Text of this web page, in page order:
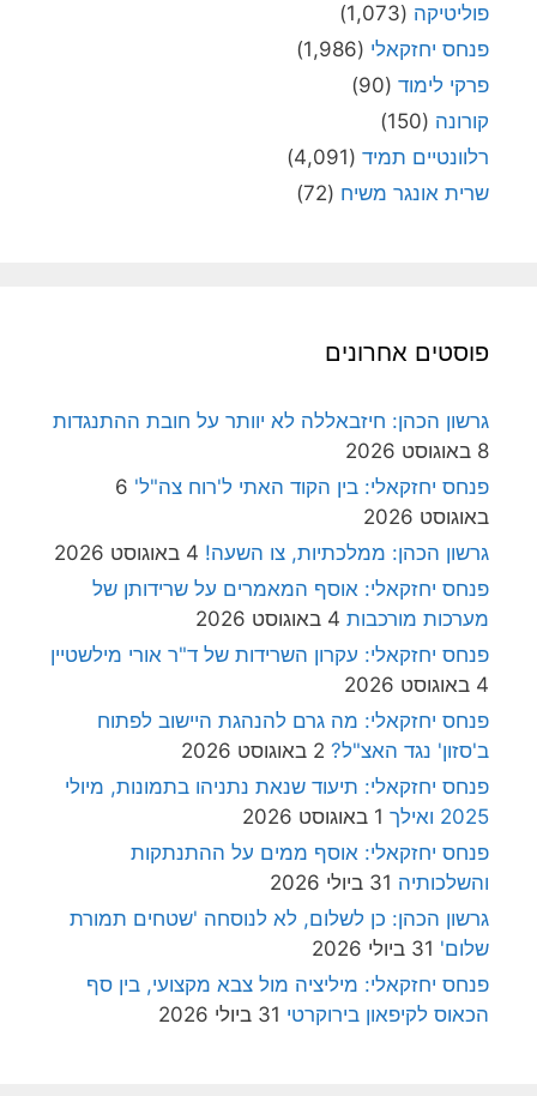
פוליטיקה (1,073)
פנחס יחזקאלי (1,986)
פרקי לימוד (90)
קורונה (150)
רלוונטיים תמיד (4,091)
שרית אונגר משיח (72)
פוסטים אחרונים
גרשון הכהן: חיזבאללה לא יוותר על חובת ההתנגדות
8 באוגוסט 2026
פנחס יחזקאלי: בין הקוד האתי ל'רוח צה"ל' 6
באוגוסט 2026
גרשון הכהן: ממלכתיות, צו השעה! 4 באוגוסט 2026
פנחס יחזקאלי: אוסף המאמרים על שרידותן של
מערכות מורכבות 4 באוגוסט 2026
פנחס יחזקאלי: עקרון השרידות של ד"ר אורי מילשטיין
4 באוגוסט 2026
פנחס יחזקאלי: מה גרם להנהגת היישוב לפתוח
ב'סזון' נגד האצ"ל? 2 באוגוסט 2026
פנחס יחזקאלי: תיעוד שנאת נתניהו בתמונות, מיולי
2025 ואילך
1 באוגוסט 2026
פנחס יחזקאלי: אוסף ממים על ההתנתקות
והשלכותיה 31 ביולי 2026
גרשון הכהן: כן לשלום, לא לנוסחה 'שטחים תמורת
שלום' 31 ביולי 2026
פנחס יחזקאלי: מיליציה מול צבא מקצועי, בין סף
הכאוס לקיפאון בירוקרטי 31 ביולי 2026